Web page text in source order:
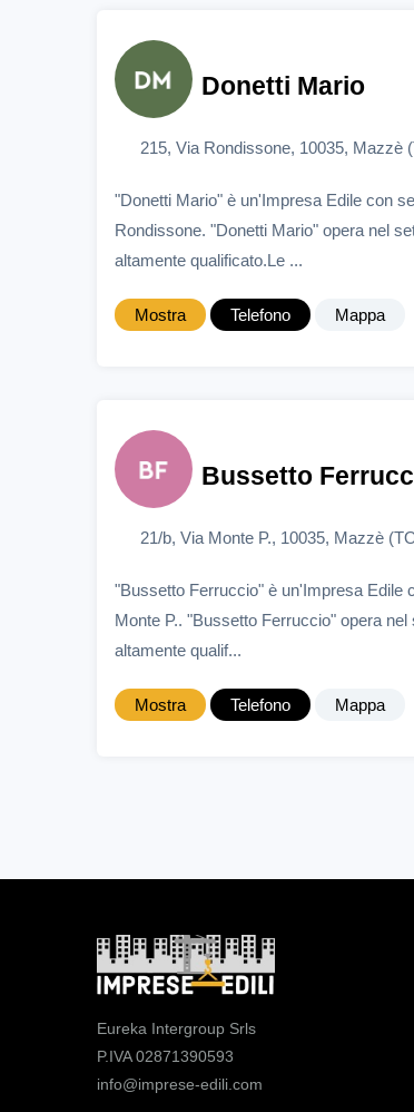
Donetti Mario
215, Via Rondissone, 10035, Mazzè
"Donetti Mario" è un'Impresa Edile con
Rondissone. "Donetti Mario" opera nel
altamente qualificato.Le ...
Mostra Telefono Mappa
Bussetto
21/b, Via Monte P., 10035, Mazzè
"Bussetto Ferruccio" è un'Impresa Edile
Monte P.. "Bussetto Ferruccio" opera
altamente qualif...
Mostra Telefono Mappa
Eureka Intergroup Srls
P.IVA 02871390593
info@imprese-edili.com